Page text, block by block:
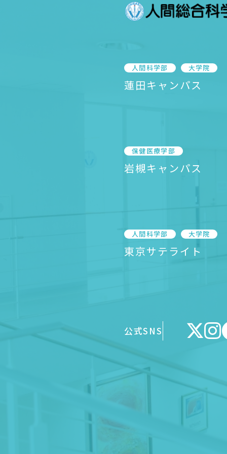
人間科学部 大学院
蓮田キャンパス
保健医療学部
岩槻キャンパス
人間科学部 大学院
東京サテライト
公式SNS